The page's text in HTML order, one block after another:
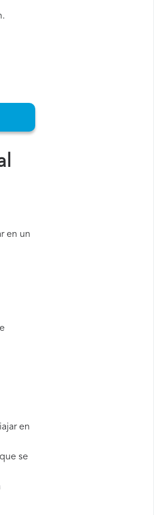
en un
en
se